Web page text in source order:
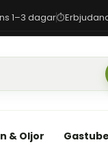
1–3 dagar⏱
& Oljor